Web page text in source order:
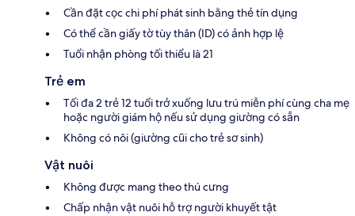
Cần đặt cọc chi phí phát sinh bằng thẻ tín dụng
Có thể cần giấy tờ tùy thân (ID) có ảnh hợp lệ
Tuổi nhận phòng tối thiểu là 21
Trẻ em
Tối đa 2 trẻ 12 tuổi trở xuống lưu trú miễn phí cùng cha mẹ
hoặc người giám hộ nếu sử dụng giường có sẵn
Không có nôi (giường cũi cho trẻ sơ sinh)
Vật nuôi
Không được mang theo thú cưng
Chấp nhận vật nuôi hỗ trợ người khuyết tật